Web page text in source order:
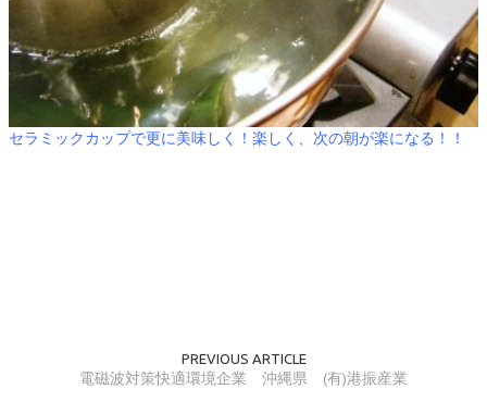
セラミックカップで更に美味しく！楽しく、次の朝が楽になる！！
PREVIOUS ARTICLE
電磁波対策快適環境企業 沖縄県 (有)港振産業